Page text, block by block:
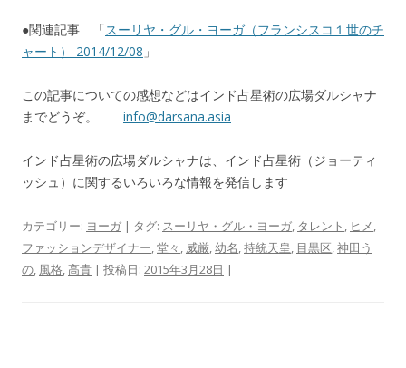
●関連記事 「スーリヤ・グル・ヨーガ（フランシスコ１世のチ
ャート） 2014/12/08 」
この記事についての感想などはインド占星術の広場ダルシャナ
までどうぞ。 info@darsana.asia
インド占星術の広場ダルシャナは、インド占星術（ジョーティ
ッシュ）に関するいろいろな情報を発信します
カテゴリー: ヨーガ | タグ: スーリヤ・グル・ヨーガ, タレント , ヒメ,
ファッションデザイナー,堂々 , 威厳,幼名,持統天皇, 目黒区,神田う
の, 風格,高貴 | 投稿日: 2015年3月28日 |